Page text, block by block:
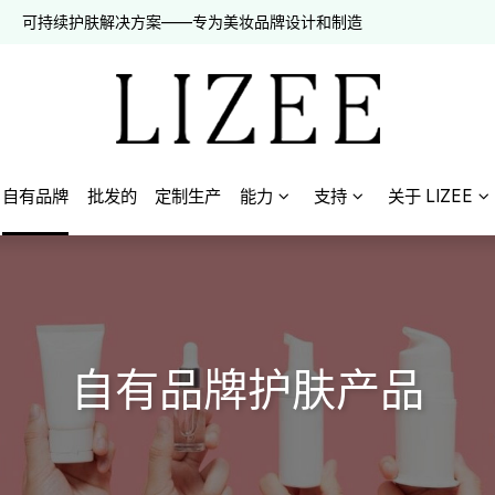
可持续护肤解决方案——专为美妆品牌设计和制造
自有品牌 批发的 定制生产 能力 支持 关于 LIZEE
自有品牌护肤产品